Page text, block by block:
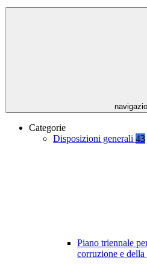
Categorie
Disposizioni generali 43
Piano triennale
corruzione e della